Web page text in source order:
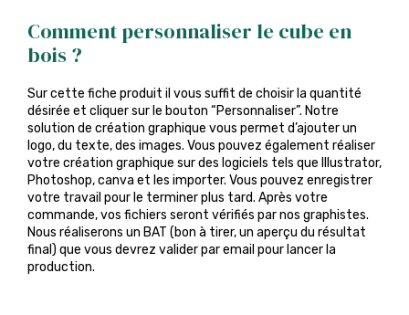
Comment personnaliser le cube en
bois ?
Sur cette fiche produit il vous suffit de choisir la quantité
désirée et cliquer sur le bouton “Personnaliser”. Notre
solution de création graphique vous permet d’ajouter un
logo, du texte, des images. Vous pouvez également réaliser
votre création graphique sur des logiciels tels que Illustrator,
Photoshop, canva et les importer. Vous pouvez enregistrer
votre travail pour le terminer plus tard. Après votre
commande, vos fichiers seront vérifiés par nos graphistes.
Nous réaliserons un BAT (bon à tirer, un aperçu du résultat
final) que vous devrez valider par email pour lancer la
production.